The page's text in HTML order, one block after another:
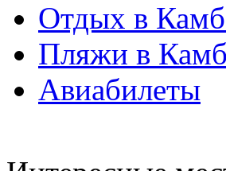
Отдых в
Пляжи в
Авиабилеты